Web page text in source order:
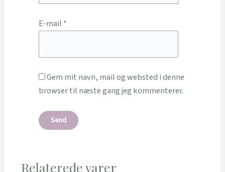
E-mail *
Gem mit navn, mail og websted i denne
browser til næste gang jeg kommenterer.
Relaterede varer